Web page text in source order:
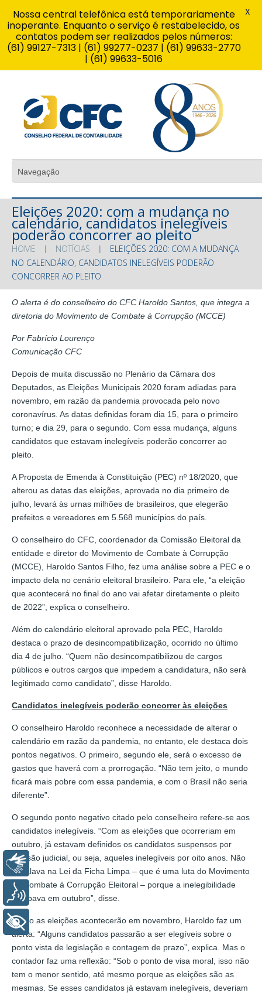
Eleições 2020: com a mudança no
calendário, candidatos inelegíveis
poderão concorrer ao pleito
HOME NOTÍCIAS
ELEIÇÕES 2020: COM A MUDANÇA
NO CALENDÁRIO, CANDIDATOS INELEGÍVEIS PODERÃO
CONCORRER AO PLEITO
O alerta é do conselheiro do CFC Haroldo Santos, que integra a
diretoria do Movimento de Combate à Corrupção (MCCE)
Por Fabrício Lourenço
Comunicação CFC
Depois de muita discussão no Plenário da Câmara dos
Deputados, as Eleições Municipais 2020 foram adiadas para
novembro, em razão da pandemia provocada pelo novo
coronavírus. As datas definidas foram dia 15, para o primeiro
turno; e dia 29, para o segundo. Com essa mudança, alguns
candidatos que estavam inelegíveis poderão concorrer ao
pleito.
A Proposta de Emenda à Constituição (PEC) nº 18/2020, que
alterou as datas das eleições, aprovada no dia primeiro de
julho, levará às urnas milhões de brasileiros, que elegerão
prefeitos e vereadores em 5.568 municípios do país.
O conselheiro do CFC, coordenador da Comissão Eleitoral da
entidade e diretor do Movimento de Combate à Corrupção
(MCCE), Haroldo Santos Filho, fez uma análise sobre a PEC e o
impacto dela no cenário eleitoral brasileiro. Para ele, “a eleição
que acontecerá no final do ano vai afetar diretamente o pleito
de 2022”, explica o conselheiro.
Além do calendário eleitoral aprovado pela PEC, Haroldo
destaca o prazo de desincompatibilização, ocorrido no último
dia 4 de julho. “Quem não desincompatibilizou de cargos
públicos e outros cargos que impedem a candidatura, não será
legitimado como candidato”, disse Haroldo.
Candidatos inelegíveis poderão concorrer às eleições
O conselheiro Haroldo reconhece a necessidade de alterar o
calendário em razão da pandemia, no entanto, ele destaca dois
pontos negativos. O primeiro, segundo ele, será o excesso de
gastos que haverá com a prorrogação. “Não tem jeito, o mundo
ficará mais pobre com essa pandemia, e com o Brasil não seria
diferente”.
O segundo ponto negativo citado pelo conselheiro refere-se aos
candidatos inelegíveis. “Com as eleições que ocorreriam em
outubro, já estavam definidos os candidatos suspensos por
decisão judicial, ou seja, aqueles inelegíveis por oito anos. Não
se falava na Lei da Ficha Limpa – que é uma luta do Movimento
de Combate à Corrupção Eleitoral – porque a inelegibilidade
acabava em outubro”, disse.
Como as eleições acontecerão em novembro, Haroldo faz um
alerta: “Alguns candidatos passarão a ser elegíveis sobre o
ponto vista de legislação e contagem de prazo”, explica. Mas o
contador faz uma reflexão: “Sob o ponto de visa moral, isso não
tem o menor sentido, até mesmo porque as eleições são as
mesmas. Se esses candidatos já estavam inelegíveis, deveriam
Nossa central telefônica está temporariamente
inoperante. Enquanto o serviço é restabelecido, os
contatos podem ser realizados pelos números:
(61) 99127-7313 | (61) 99277-0237 | (61) 99633-2770
| (61) 99633-5016
X
Libras
+ Acessibilidade